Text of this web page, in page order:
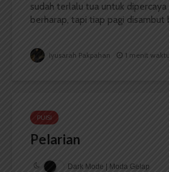
sudah terlalu tua untuk dipercaya
berharap, tapi tiap pagi disambut
Iyusarah Pakpahan 1 menit
PUISI
Pelarian
Dark Mode | Moda Gelap